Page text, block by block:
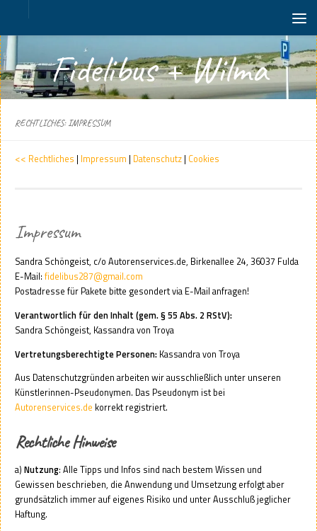
Zum Inhalt springen
Fidelibus + Wilma
RECHTLICHES: IMPRESSUM
<< Rechtliches | Impressum | Datenschutz | Cookies
Impressum
Sandra Schöngeist, c/o Autorenservices.de, Birkenallee 24, 36037 Fulda
E-Mail: fidelibus287@gmail.com
Postadresse für Pakete bitte gesondert via E-Mail anfragen!
Verantwortlich für den Inhalt (gem. § 55 Abs. 2 RStV):
Sandra Schöngeist, Kassandra von Troya
Vertretungsberechtigte Personen: Kassandra von Troya
Aus Datenschutzgründen arbeiten wir ausschließlich unter unseren
Künstlerinnen-Pseudonymen. Das Pseudonym ist bei
Autorenservices.de korrekt registriert.
Rechtliche Hinweise
a) Nutzung: Alle Tipps und Infos sind nach bestem Wissen und
Gewissen beschrieben, die Anwendung und Umsetzung erfolgt aber
grundsätzlich immer auf eigenes Risiko und unter Ausschluß jeglicher
Haftung.